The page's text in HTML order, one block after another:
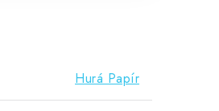
Hurá Papír